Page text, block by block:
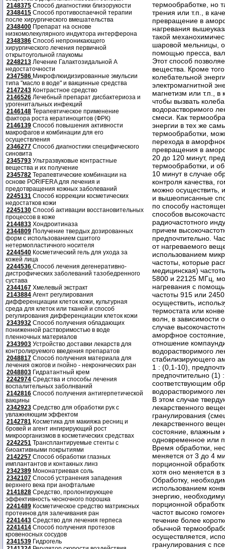
2148375 Способ диагностики близорукости
2348415 Способ противоспаечной терапии
после хирургического вмешательства
2348400 Препарат на основе
низкомолекулярного индуктора интерферона
2348386 Способ непроникающего
хирургического лечения первичной
открытоугольной глаукомы
2248213 Лечение Галактозидальной А
недостаточности
2347586 Микрофлюидизированные эмульсии
типа "масло в воде" и вакцинные средства
2147243 Контрастное средство
2146526 Лечебный препарат дисбактериоза и
урогенитальных инфекций
2146148 Терапевтическое применение
фактора роста кератиноцитов (ФРК)
2146139 Способ повышения активности
макрофагов и комбинации для его
осуществления
2346277 Способ диагностики специфического
синовита
2345793 Ультразвуковые контрастные
вещества и их получение
2345782 Терапевтические комбинации на
основе PORIFERA для лечения и
предотвращения кожных заболеваний
2245131 Способ коррекции косметических
недостатков кожи
2245130 Способ активации восстановительных
процессов в коже
2144833 Хондроитиназа
2344809 Получение твердых дозированных
форм с использованием сшитого
нетермопластичного носителя
2244540 Косметический гель для ухода за
кожей лица
2244536 Способ лечения дегенеративно-
дистрофических заболеваний тазобедренного
сустава
2344167 Хмелевый экстракт
2143884 Агент регулирования
дифференциации клеток кожи, культурная
среда для клеток или тканей и способ
регулирования дифференциации клеток кожи
2343932 Способ получения обладающих
пониженной растворимостью в воде
пленночных материалов
2343903 Устройство доставки лекарств для
контролируемого введения препаратов
2048817 Способ получения материала для
лечения ожогов и гнойно - некронических ран
2048803 Гидратантный крем
2242974 Средства и способы лечения
воспалительных заболнваний
2142816 Способ получения антигерпетической
вакцины
2342923 Средство для обработки рук с
увлажняющим эффектом
2142781 Косметика для макияжа ресниц и
бровей и агент ингирирующий рост
микроорганизмов в косметических средствах
2242251 Трансплантируемые стенты с
биоактивными покрытиями
2142257 Способ обработки глазных
имплантантов и контакных линз
2342389 Мононатриевая соль
2342107 Способ устранения западения
верхнего века при анофтальме
2141828 Средство, пролонгирующее
эффективность чесночного порошка
2241489 Косметическое средство матриксных
протеинов для залечивания ран
2241443 Средство для лечения герпеса
2241414 Способ получения протезов
кровеносных сосудов
2341539 Гидрогель